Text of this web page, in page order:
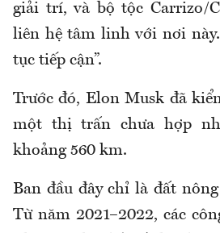
giải trí, và bộ tộc Carrizo/
liên hệ tâm linh với nơi
tục tiếp cận”.
Trước đó, Elon Musk đã
một thị trấn chưa hợp
khoảng 560 km.
Ban đầu đây chỉ là đất
Từ năm 2021–2022, các